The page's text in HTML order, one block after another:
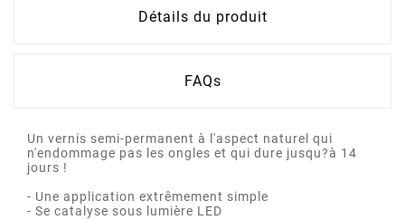
Détails du produit
FAQs
Un vernis semi-permanent à l'aspect naturel qui
n'endommage pas les ongles et qui dure jusqu?à 14
jours !
- Une application extrêmement simple
- Se catalyse sous lumière LED